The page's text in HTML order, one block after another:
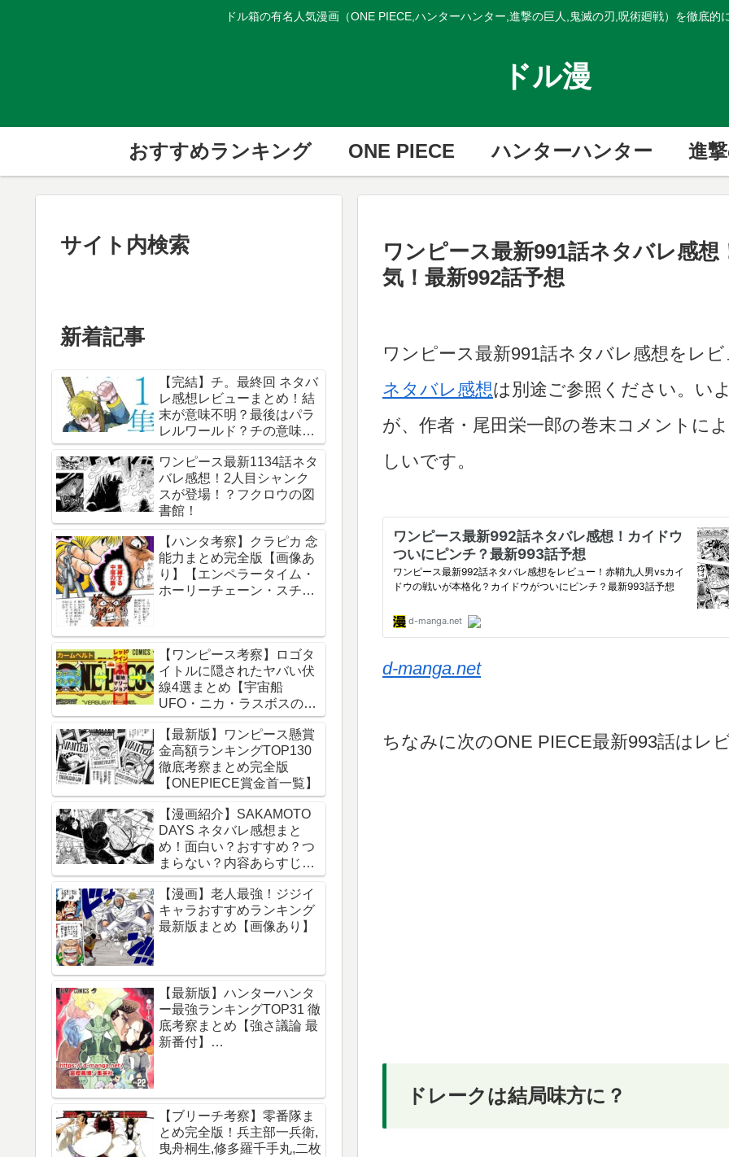
ドル箱の有名人気漫画（ONE PIECE,ハンターハンター,進撃の巨人,鬼滅の刃,呪術廻戦）を徹底的
ドル漫
おすすめランキング ONE PIECE ハンターハンター 進
ワンピース最新991話ネタバレ感
気！最新992話予想
ワンピース最新991話ネタバレ感想をレ
ネタバレ感想は別途ご参照ください。い
が、作者・尾田栄一郎の巻末コメントに
しいです。
d-manga.net
ちなみに次のONE PIECE最新993話はレ
ドレークは結局味方に？
サイト内検索
新着記事
【完結】チ。最終回 ネタバ
レ感想レビューまとめ！結
末が意味不明？最後はパラ
レルワールド？チの意味
は？内容あらすじは？アル
ベルト・ブルゼフスキと
は？【総合評価評判】【地
球の運動について】
ワンピース最新1134話ネタ
バレ感想！2人目シャンク
スが登場！？フクロウの図
書館！
【ハンタ考察】クラピカ 念
能力まとめ完全版【画像あ
り】【エンペラータイム・
ホーリーチェーン・スチー
ン】
【ワンピース考察】ロゴタ
イトルに隠されたヤバい伏
線4選まとめ【宇宙船
UFO・ニカ・ラスボスのイ
ム様・グランドライン】
【最新版】ワンピース懸賞
金高額ランキングTOP130
徹底考察まとめ完全版
【ONEPIECE賞金首一覧】
【漫画紹介】SAKAMOTO
DAYS ネタバレ感想まと
め！面白い？おすすめ？つ
まらない？内容あらすじレ
ビュー【サカモトデイズ】
【漫画】老人最強！ジジイ
キャラおすすめランキング
最新版まとめ【画像あり】
【最新版】ハンターハンタ
ー最強ランキングTOP31 徹
底考察まとめ【強さ議論 最
新番付】
【ブリーチ考察】零番隊ま
とめ完全版！兵主部一兵衛,
曳舟桐生,修多羅千手丸,二枚